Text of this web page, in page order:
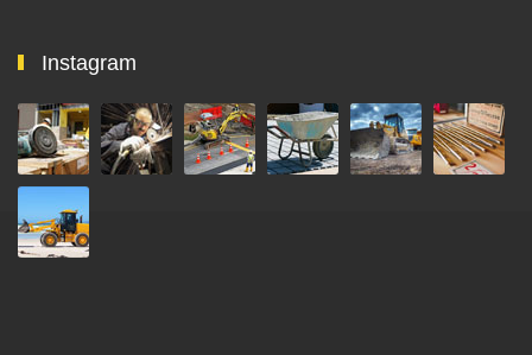
Instagram